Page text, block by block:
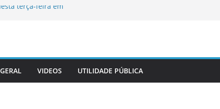
terça-feira em
Municipal de
GERAL VIDEOS UTILIDADE PÚBLICA